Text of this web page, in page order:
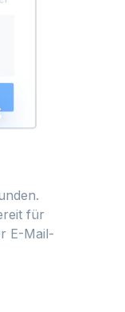
für
E-Mail-